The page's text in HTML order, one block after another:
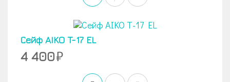
Сейф AIKO T-17 EL
4 400